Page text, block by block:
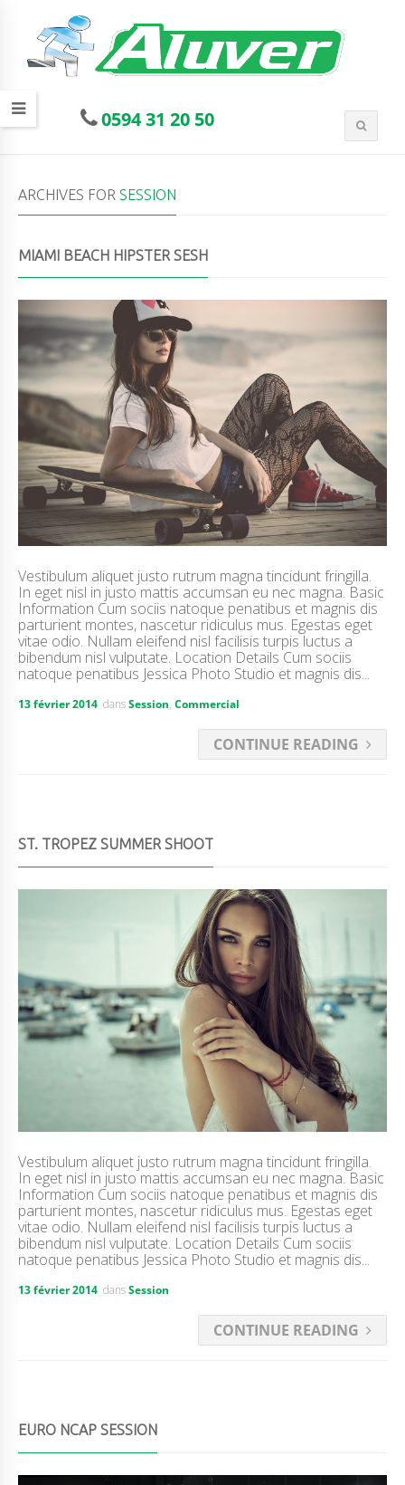
0594 31 20 50
ARCHIVES FOR SESSION
MIAMI BEACH HIPSTER SESH
Vestibulum aliquet justo rutrum magna tincidunt fringilla.
In eget nisl in justo mattis accumsan eu nec magna. Basic
Information Cum sociis natoque penatibus et magnis dis
parturient montes, nascetur ridiculus mus. Egestas eget
vitae odio. Nullam eleifend nisl facilisis turpis luctus a
bibendum nisl vulputate. Location Details Cum sociis
natoque penatibus Jessica Photo Studio et magnis dis...
13 février 2014 dansSession, Commercial
CONTINUE READING
ST. TROPEZ SUMMER SHOOT
Vestibulum aliquet justo rutrum magna tincidunt fringilla.
In eget nisl in justo mattis accumsan eu nec magna. Basic
Information Cum sociis natoque penatibus et magnis dis
parturient montes, nascetur ridiculus mus. Egestas eget
vitae odio. Nullam eleifend nisl facilisis turpis luctus a
bibendum nisl vulputate. Location Details Cum sociis
natoque penatibus Jessica Photo Studio et magnis dis...
13 février 2014 dansSession
CONTINUE READING
EURO NCAP SESSION